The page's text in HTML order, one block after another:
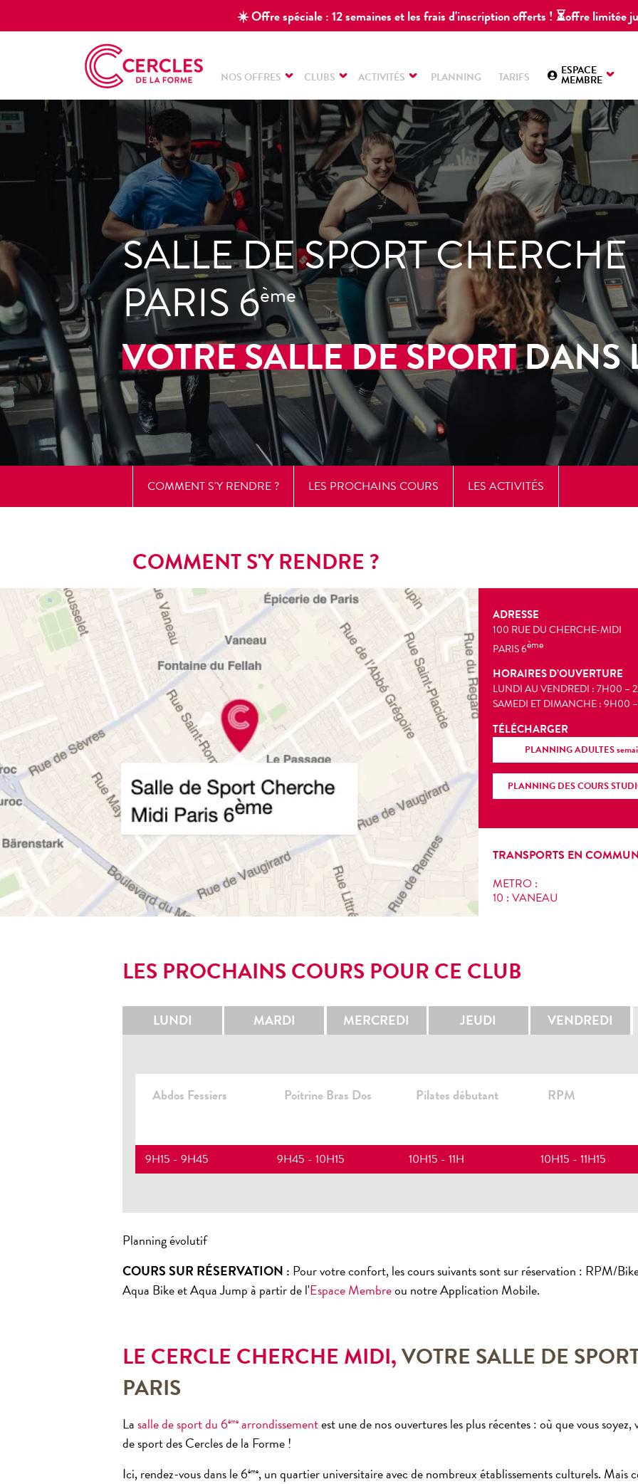
☀️ Offre spéciale : 12 semaines et les frais d'inscription offerts ! ⏳offre limitée
NOS OFFRES CLUBS ACTIVITÉS PLANNING TARIFS ESPACE
MEMBRE
SALLE DE SPORT
PARIS 6ème
VOTRE SALLE DE SPORTDANS
COMMENT S'Y RENDRE ? LES PROCHAINS COURS LES ACTIVITÉS
COMMENT S'Y RENDRE ?
ADRESSE
100 RUE DU CHERCHE-MIDI
PARIS 6ème
HORAIRES D’OUVERTURE
LUNDI AU VENDREDI : 7H00 –
SAMEDI ET DIMANCHE : 9H00
TÉLÉCHARGER
PLANNING ADULTES
PLANNING DES COURS
TRANSPORTS EN COMMUN
METRO :
10 : VANEAU
LES PROCHAINS COURS POUR CE CLUB
LUNDI MARDI MERCREDI JEUDI VENDREDI
Abdos Fessiers
9H15 - 9H45
Poitrine Bras Dos
9H45 - 10H15
Pilates débutant
10H15 - 11H
RPM
10H15 - 11H15
Planning évolutif
COURS SUR RÉSERVATION : Pour votre confort, les cours suivants sont sur réservation : RPM/
Aqua Bike et Aqua Jump à partir de l'Espace Membreou notre Application Mobile.
LE CERCLE CHERCHE MIDI,VOTRE SALLE DE
PARIS
Lasalle de sport du 6ème arrondissementest une de nos ouvertures les plus récentes : où que vous
de sport des Cercles de la Forme !
Ici, rendez-vous dans le 6ème, un quartier universitaire avec de nombreux établissements culturels. Mais